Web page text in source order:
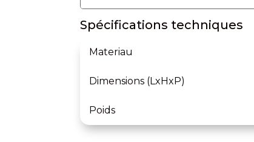
Spécifications techniques
Materiau
Dimensions (LxHxP)
Poids